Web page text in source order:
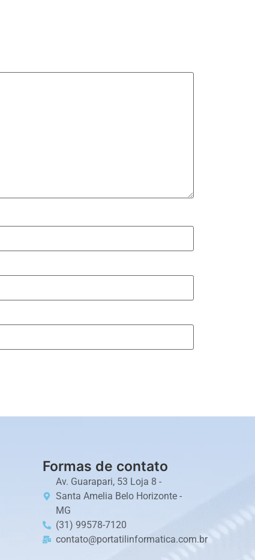
Formas de contato
Av. Guarapari, 53 Loja 8 -
Santa Amelia Belo Horizonte -
MG
(31) 99578-7120
contato@portatilinformatica.com.br